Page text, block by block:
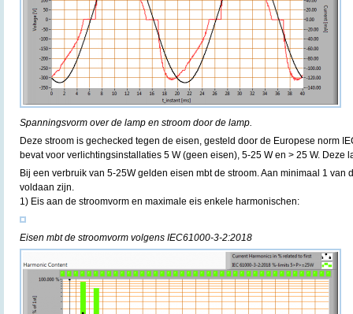
Spanningsvorm over de lamp en stroom door de lamp.
Deze stroom is gechecked tegen de eisen, gesteld door de Europese norm
bevat voor verlichtingsinstallaties 5 W (geen eisen), 5-25 W en > 25 W. Deze
Bij een verbruik van 5-25W gelden eisen mbt de stroom. Aan minimaal 1 van
voldaan zijn.
1) Eis aan de stroomvorm en maximale eis enkele harmonischen:
Eisen mbt de stroomvorm volgens IEC61000-3-2:2018